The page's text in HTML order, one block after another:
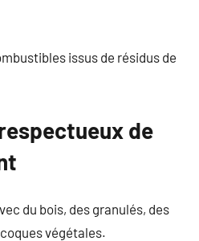
issus de résidus de
de
du bois, des granulés, des
végétales.